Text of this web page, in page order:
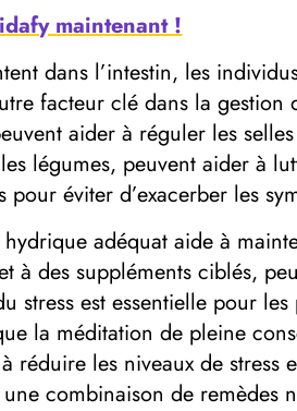
maintenant !
dans l’intestin, les
facteur clé dans la gestion
aider à réguler les
légumes, peuvent aider à
éviter d’exacerber les
adéquat aide à
à des suppléments ciblés,
est essentielle pour
la méditation de pleine
les niveaux de stress
combinaison de remèdes